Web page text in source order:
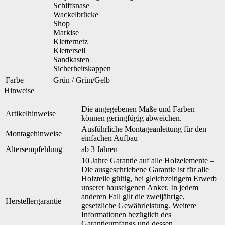
Schiffsnase
Wackelbrücke
Shop
Markise
Kletternetz
Kletterseil
Sandkasten
Sicherheitskappen
Farbe
Grün / Grün/Gelb
Hinweise
Artikelhinweise
Die angegebenen Maße und Farben
können geringfügig abweichen.
Montagehinweise
Ausführliche Montageanleitung für den
einfachen Aufbau
Altersempfehlung
ab 3 Jahren
Herstellergarantie
10 Jahre Garantie auf alle Holzelemente –
Die ausgeschriebene Garantie ist für alle
Holzteile gültig, bei gleichzeitigem Erwerb
unserer hauseigenen Anker. In jedem
anderen Fall gilt die zweijährige,
gesetzliche Gewährleistung. Weitere
Informationen bezüglich des